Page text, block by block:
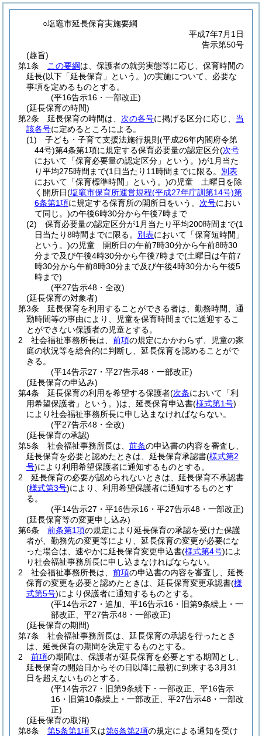
○塩竈市延長保育実施要綱
平成7年7月1日
告示第50号
(趣旨)
第1条
この要綱は、保護者の就労実態等に応じ、保育時間の
延長(以下「延長保育」という。)の実施について、必要な
事項を定めるものとする。
(平16告示16・一部改正)
(延長保育の時間)
第2条
延長保育の時間は、 次の各号に掲げる区分に応じ、 当
該各号に定めるところによる。
(1)
子ども・子育て支援法施行規則 (平成26年内閣府令第
44号)第4条第1項に規定する保育必要量の認定区分(次号
において「保育必要量の認定区分」という。)が1月当た
り平均275時間まで(1日当たり11時間までに限る。 別表
において「保育標準時間」という。)の児童 土曜日を除
く開所日(塩竈市保育所運営規程(平成27年庁訓第14号)第
6条第1項に規定する保育所の開所日をいう。 次号におい
て同じ。)の午後6時30分から午後7時まで
(2)
保育必要量の認定区分が1月当たり平均200時間まで(1
日当たり8時間までに限る。 別表において「保育短時間」
という。)の児童 開所日の午前7時30分から午前8時30
分まで及び午後4時30分から午後7時まで(土曜日は午前7
時30分から午前8時30分まで及び午後4時30分から午後5
時まで)
(平27告示48・全改)
(延長保育の対象者)
第3条
延長保育を利用することができる者は、勤務時間、通
勤時間等の事由により、児童を保育時間までに送迎するこ
とができない保護者の児童とする。
2
社会福祉事務所長は、 前項の規定にかかわらず、児童の家
庭の状況等を総合的に判断し、延長保育を認めることがで
きる。
(平14告示27・平27告示48・一部改正)
(延長保育の申込み)
第4条
延長保育の利用を希望する保護者(次条において「利
用希望保護者」という。)は、延長保育申込書(様式第1号)
により社会福祉事務所長に申し込まなければならない。
(平27告示48・全改)
(延長保育の承認)
第5条
社会福祉事務所長は、 前条の申込書の内容を審査し、
延長保育を必要と認めたときは、延長保育承認書(様式第2
号)により利用希望保護者に通知するものとする。
2
延長保育の必要が認められないときは、延長保育不承認書
(様式第3号)により、利用希望保護者に通知するものとす
る。
(平14告示27・平16告示16・平27告示48・一部改正)
(延長保育等の変更申し込み)
第6条
前条第1項の規定により延長保育の承認を受けた保護
者が、勤務先の変更等により、延長保育の変更が必要にな
った場合は、速やかに延長保育変更申込書(様式第4号)によ
り社会福祉事務所長に申し込まなければならない。
2
社会福祉事務所長は、 前項の申込書の内容を審査し、延長
保育の変更を必要と認めたときは、延長保育変更承認書(様
式第5号)により保護者に通知するものとする。
(平14告示27・追加、平16告示16・旧第9条繰上・一
部改正、平27告示48・一部改正)
(延長保育の期間)
第7条
社会福祉事務所長は、延長保育の承認を行ったとき
は、延長保育の期間を決定するものとする。
2
前項の期間は、保護者が延長保育を必要とする期間とし、
延長保育の開始日からその日以降に最初に到来する3月31
日を超えないものとする。
(平14告示27・旧第9条繰下・一部改正、平16告示
16・旧第10条繰上・一部改正、平27告示48・一部改
正)
(延長保育の取消)
第8条
第5条第1項又は第6条第2項の規定による通知を受け